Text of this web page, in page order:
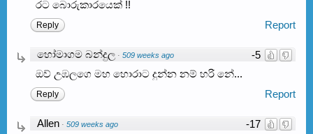
රට බොරුකාරයෙක් !!
Report
Reply
-5
හෝමාගම බන්දුල · 509 weeks ago
ඔව් උඹලගෙ මහ හොරාට දුන්න නම් හරි නේ...
Report
Reply
-17
Allen · 509 weeks ago